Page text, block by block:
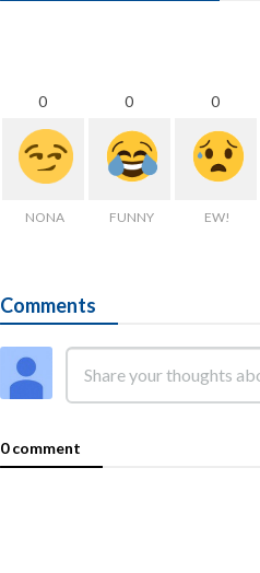
0
NONA
0
FUNNY
0
EW!
Comments
0 comment